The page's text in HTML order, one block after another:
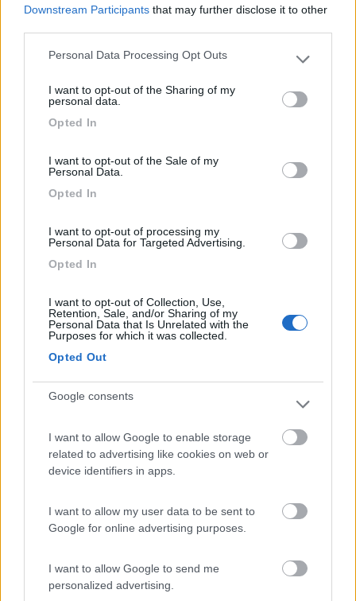
Downstream Participants that may further disclose it to other
Please note that this website/app uses one or more Google
not limited to your visit or usage behaviour. You may click to
use your data for below specified purposes in below Google
Personal Data Processing Opt Outs
I want to opt-out of the Sharing of my
personal data.
Opted In
I want to opt-out of the Sale of my
Personal Data.
Opted In
I want to opt-out of processing my
Personal Data for Targeted Advertising.
Opted In
I want to opt-out of Collection, Use,
Retention, Sale, and/or Sharing of my
Personal Data that Is Unrelated with the
Purposes for which it was collected.
Opted Out
Google consents
I want to allow Google to enable storage
related to advertising like cookies on web or
device identifiers in apps.
I want to allow my user data to be sent to
Google for online advertising purposes.
I want to allow Google to send me
personalized advertising.
il tornitore
Inserito il10/10/2019 23:52:47
In risposta al messaggio di
dalle istruzioni dei miei fotovoltaici di casa estraggo questo Il
coefficiente termico per i pannelli cristallini (cioè mono- o policristallini) è
Al giorno d'oggi I migliori hanno un coefficiente termico (che poi
Bisogna vedere la potenza sviluppata alla NOCT e a che
Il Fai Da Te a Opera d'Arte - Marco
fafe81
8
11/10/2019
In risposta al messaggio diezio55 del10/10/2019alle 17:04:06
Buona sera, non ti consiglio di montarli senza un supporto, sia per un
eventuale sostituzione, ma, soprattutto per far si che il pannello possa
...
praticamente degli standard, mentre per i semiflessibili si
debba trovare soluzioni cosí artigianali...